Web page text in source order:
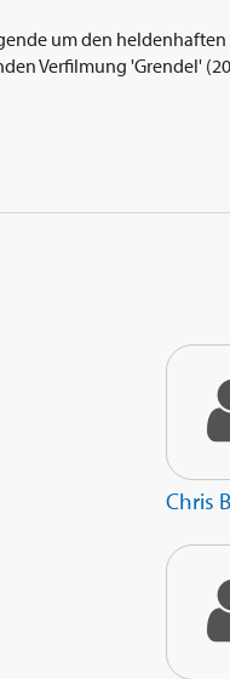
um den
Verfilmung 'Grendel'
Chris